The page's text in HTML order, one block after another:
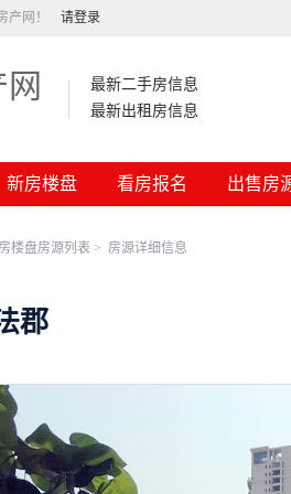
网！ 请登录
最新二手房信息
最新出租房信息
新房楼盘 看房报名
楼盘房源列表 > 房源详细信息
郡